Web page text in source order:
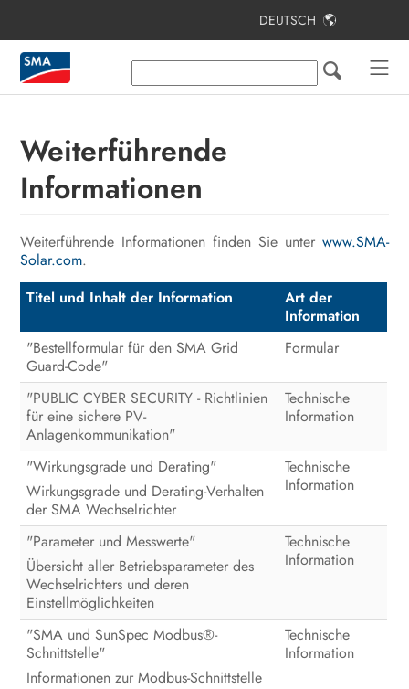
DEUTSCH
Weiterführende
Informationen
Weiterführende Informationen finden Sie unter www.SMA-
Solar.com.
Titel und Inhalt der Information
Art der
Information
"Bestellformular für den SMA Grid
Guard-Code"
Formular
"PUBLIC CYBER SECURITY - Richtlinien
für eine sichere PV-
Anlagenkommunikation"
Technische
Information
"Wirkungsgrade und Derating"
Wirkungsgrade und Derating-Verhalten
der SMA Wechselrichter
Technische
Information
"Parameter und Messwerte"
Übersicht aller Betriebsparameter des
Wechselrichters und deren
Einstellmöglichkeiten
Technische
Information
"SMA und SunSpec Modbus®-
Schnittstelle"
Informationen zur Modbus-Schnittstelle
Technische
Information
Inhaltsverzeichnis
Hinweise zu diesem Dokument
Lieferumfang
Zusätzlich benötigte Materialien und
Produktübersicht
Montage und Anschlussvorbereitung
Elektrischer Anschluss
Inbetriebnahme
Bedienung
Wechselrichter spannungsfrei
schalten
Produkt reinigen
Fehlersuche
Wechselrichter außer Betrieb
nehmen
Vorgehen bei Erhalt eines
Austauschgeräts